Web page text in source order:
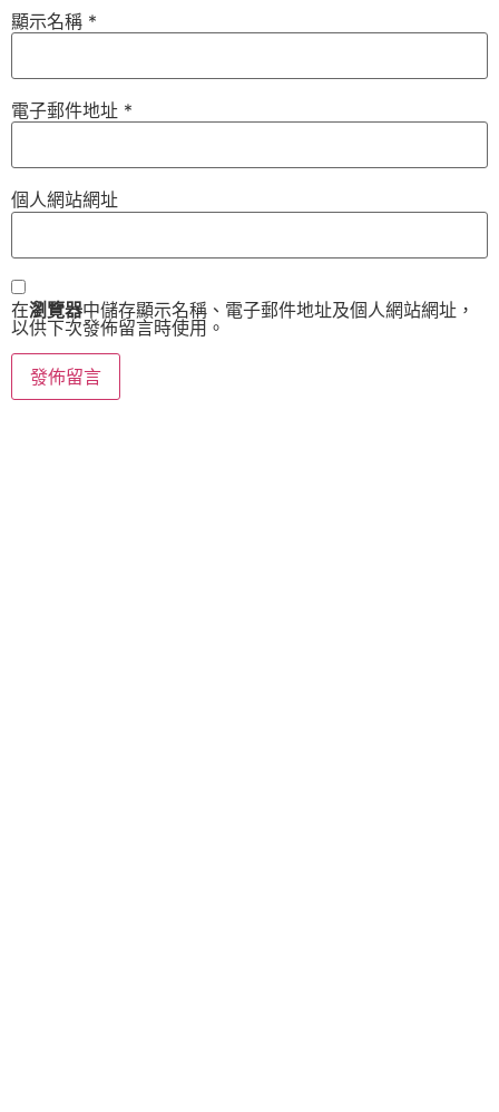
顯示名稱 *
電子郵件地址 *
個人網站網址
在瀏覽器中儲存顯示名稱、電子郵件地址及個人網站網址，
以供下次發佈留言時使用。